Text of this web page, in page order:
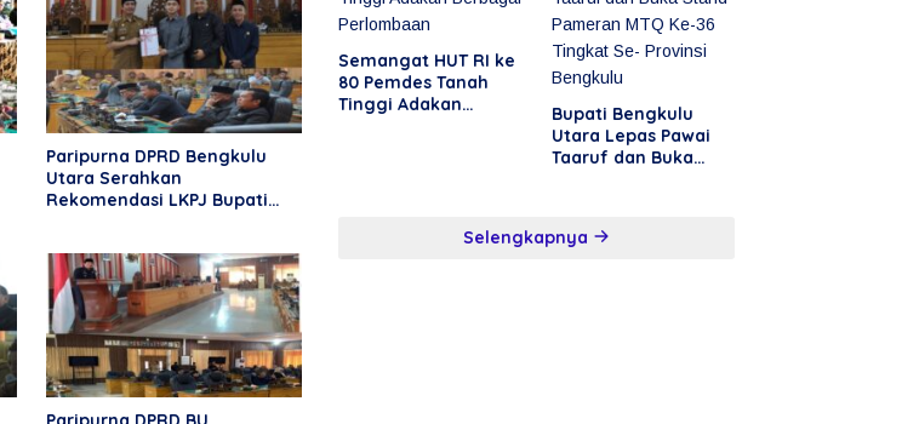
Paripurna DPRD Bengkulu
Utara Serahkan
Rekomendasi LKPJ Bupati
Semangat HUT RI ke
80 Pemdes Tanah
Tinggi Adakan
Bupati Bengkulu
Utara Lepas Pawai
Taaruf dan Buka
Selengkapnya